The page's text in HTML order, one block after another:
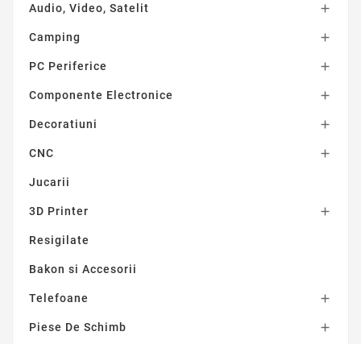
Audio, Video, Satelit 
Camping 
PC Periferice 
Componente Electronice 
Decoratiuni 
CNC 
Jucarii
3D Printer 
Resigilate
Bakon si Accesorii
Telefoane 
Piese De Schimb 